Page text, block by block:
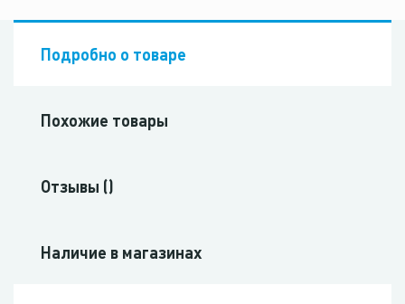
Подробно о товаре
Похожие товары
Отзывы ()
Наличие в магазинах